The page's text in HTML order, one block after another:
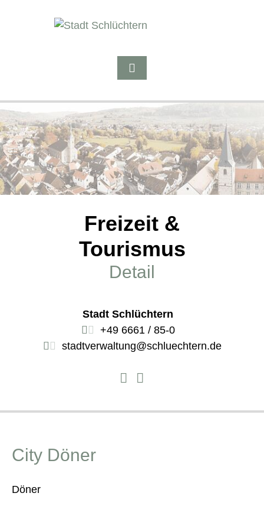
Freizeit &
Tourismus
Detail
Stadt Schlüchtern
+49 6661 / 85-0
stadtverwaltung@schluechtern.de
City Döner
Döner